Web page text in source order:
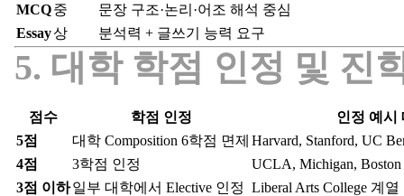
MCQ중
문장 구조·논리·어조 해석 중심
Essay상 분석력 + 글쓰기 능력 요구
5. 대학 학점 인정 및 진
점수 학점 인정
인정 예시
5점
대학 Composition 6학점 면제 Harvard, Stanford, UC
4점
3학점 인정
UCLA, Michigan,
3점 이하일부 대학에서 Elective 인정 Liberal Arts College 계열